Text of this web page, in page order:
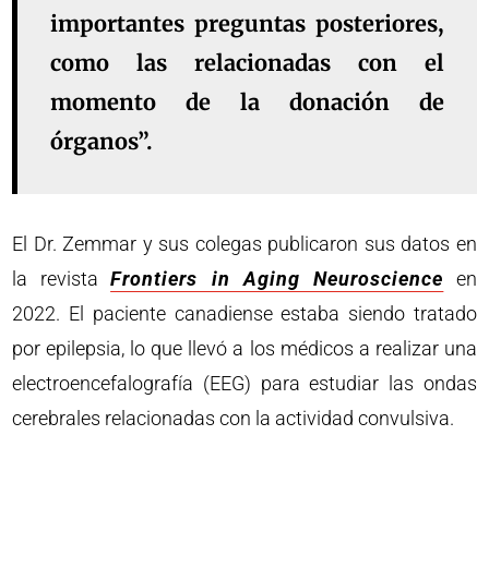
importantes preguntas posteriores,
como las relacionadas con el
momento de la donación de
órganos”.
El Dr. Zemmar y sus colegas publicaron sus datos en
la revistaFrontiers in Aging Neuroscience en
2022. El paciente canadiense estaba siendo tratado
por epilepsia, lo que llevó a los médicos a realizar una
electroencefalografía (EEG) para estudiar las ondas
cerebrales relacionadas con la actividad convulsiva.